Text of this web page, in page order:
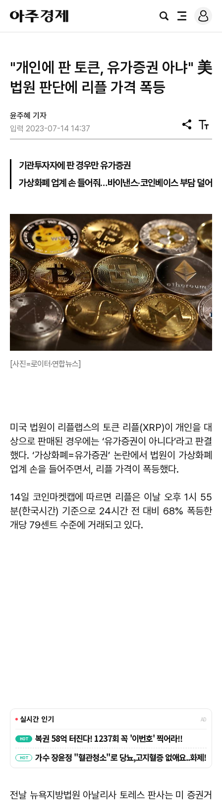
아
주
경
검
전
로
그
"개인에 판 토큰, 유가증권 아냐" 美
법원 판단에 리플 가격 폭등
윤주혜 기자
입력 2023-07-14 14:37
공
유
텍
스
기관투자자에 판 경우만 유가증권
가상화폐 업계 손 들어줘…바이낸스·코인베이스 부담 덜어
[사진=로이터·연합뉴스]
미국 법원이 리플랩스의 토큰 리플(XRP)이 개인을 대
상으로 판매된 경우에는 ‘유가증권이 아니다’라고 판결
했다. ‘가상화폐=유가증권’ 논란에서 법원이 가상화폐
업계 손을 들어주면서, 리플 가격이 폭등했다.
14일 코인마켓캡에 따르면 리플은 이날 오후 1시 55
분(한국시간) 기준으로 24시간 전 대비 68% 폭등한
개당 79센트 수준에 거래되고 있다.
전날 뉴욕지방법원 아날리사 토레스 판사는 미 증권거